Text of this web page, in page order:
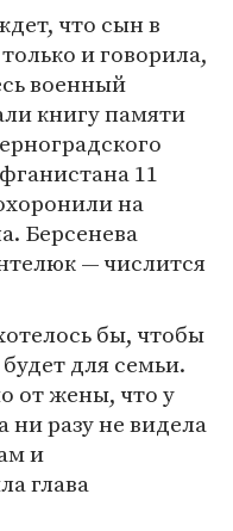
что сын в
и говорила,
военный
книгу памяти
11
на
Берсенева
— числится
бы, чтобы
для семьи.
от жены, что у
ни разу не видела
и
глава